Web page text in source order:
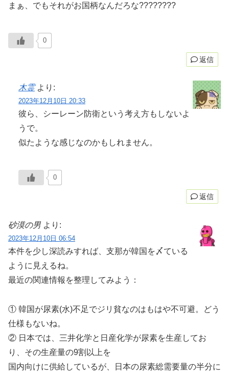
まぁ、でもそれがお国柄なんだろな????‍????
0
返信
木霊 より:
2023年12月10日 20:33
彼ら、シーレーン防衛という考え方もしないよ
うで。
似たような感じなのかもしれません。
0
返信
砂漠の男 より:
2023年12月10日 06:54
本件を少し深読みすれば、支那が韓国を〆ている
ように見えるね。
最近の関連情報を整理してみよう：
① 韓国が尿素(水)不足でジリ貧なのはもはや不可避。どう
仕様もないね。
② 日本では、三井化学と日産化学が尿素を生産してお
り、その生産量の9割以上を
国内向けに供給しているが、日本の尿素総需要量の半分に